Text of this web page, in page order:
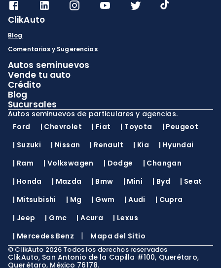
ClikAuto
Blog
Comentarios y Sugerencias
Autos seminuevos
Vende tu auto
Crédito
Blog
Sucursales
Autos seminuevos de particulares y agencias.
Ford
| Chevrolet | Fiat | Toyota | Peugeot
| Suzuki | Nissan | Renault | Kia | Hyundai
| Ram | Volkswagen | Dodge | Changan
| Honda | Mazda | Bmw | Mini | Byd | Seat
| Mitsubishi | Mg | Gwm |Audi | Cupra
| Jeep | Gmc |Acura | Lexus
| Mercedes Benz | Mapa del Sitio
© ClikAuto 2026 Todos los derechos reservados
ClikAuto, San Antonio de la Capilla #100, Querétaro,
Querétaro, México 76178.